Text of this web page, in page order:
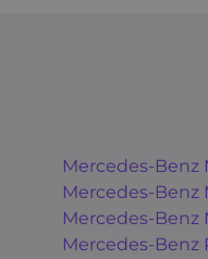
Mercedes-Benz
Mercedes-Benz
Mercedes-Benz
Mercedes-Benz